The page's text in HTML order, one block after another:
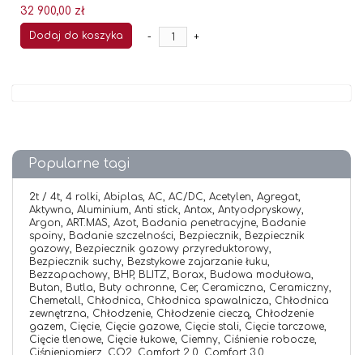
32 900,00 zł
Dodaj do koszyka - +
Popularne tagi
2t / 4t, 4 rolki, Abiplas, AC, AC/DC, Acetylen, Agregat,
Aktywna, Aluminium, Anti stick, Antox, Antyodpryskowy,
Argon, ART.MAS, Azot, Badania penetracyjne, Badanie
spoiny, Badanie szczelności, Bezpiecznik, Bezpiecznik
gazowy, Bezpiecznik gazowy przyreduktorowy,
Bezpiecznik suchy, Bezstykowe zajarzanie łuku,
Bezzapachowy, BHP, BLITZ, Borax, Budowa modułowa,
Butan, Butla, Buty ochronne, Cer, Ceramiczna, Ceramiczny,
Chemetall, Chłodnica, Chłodnica spawalnicza, Chłodnica
zewnętrzna, Chłodzenie, Chłodzenie cieczą, Chłodzenie
gazem, Cięcie, Cięcie gazowe, Cięcie stali, Cięcie tarczowe,
Cięcie tlenowe, Cięcie łukowe, Ciemny, Ciśnienie robocze,